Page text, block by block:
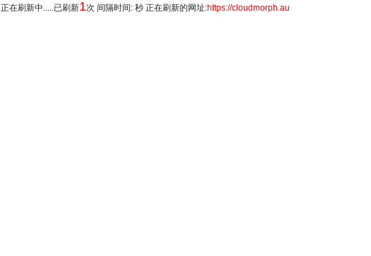
正在刷新中.....已刷新1次 间隔时间: 秒 正在刷新的网址:https://cloudmorph.au